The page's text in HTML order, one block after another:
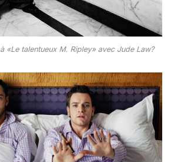
«Le talentueux M. Ripley» avec Jude Law?